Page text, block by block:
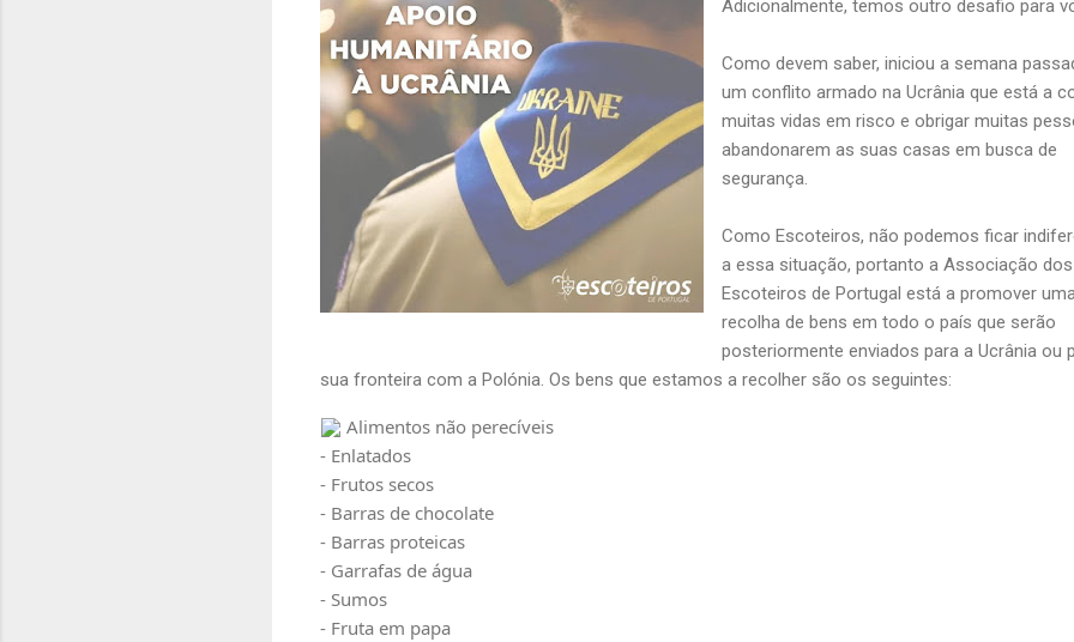
Adicionalmente, temos outro desafio para
Como devem saber, iniciou a semana
um conflito armado na Ucrânia que está a
muitas vidas em risco e obrigar muitas
abandonarem as suas casas em busca de
segurança.
Como Escoteiros, não podemos ficar
a essa situação, portanto a Associação dos
Escoteiros de Portugal está a promover
recolha de bens em todo o país que serão
posteriormente enviados para a Ucrânia ou
sua fronteira com a Polónia. Os bens que estamos a recolher são os seguintes:
Alimentos não perecíveis
- Enlatados
- Frutos secos
- Barras de chocolate
- Barras proteicas
- Garrafas de água
- Sumos
- Fruta em papa